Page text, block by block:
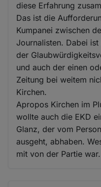
diese Erfahrung
Das ist die
Kumpanei zwischen
Journalisten. Dabei
der
und auch der einen
Zeitung bei weitem
Kirchen.
Apropos Kirchen im
wollte auch die EKD
Glanz, der vom
ausgeht, abhaben.
mit von der Partie war.